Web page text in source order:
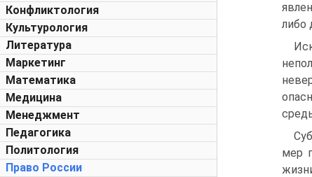
Конфликтология
Культурология
Литература
Маркетинг
Математика
Медицина
Менеджмент
Педагогика
Политология
Право России
либо
мер